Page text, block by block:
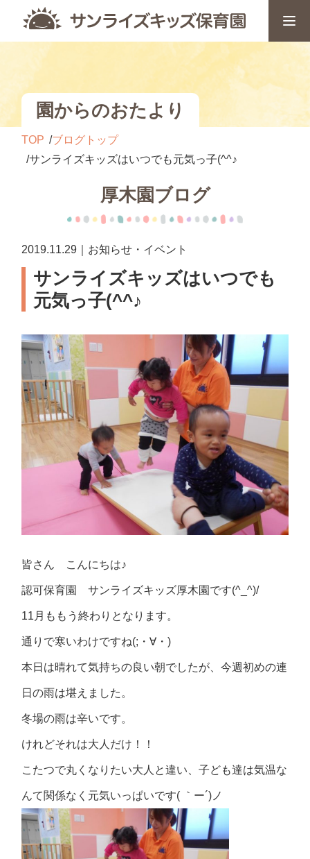
園からのおたより
TOP
ブログトップ
サンライズキッズはいつでも元気っ子(^^♪
厚木園ブログ
2019.11.29｜お知らせ・イベント
サンライズキッズはいつでも
元気っ子(^^♪
皆さん こんにちは♪
認可保育園 サンライズキッズ厚木園です(^_^)/
11月ももう終わりとなります。
通りで寒いわけですね(;・∀・)
本日は晴れて気持ちの良い朝でしたが、今週初めの連
日の雨は堪えました。
冬場の雨は辛いです。
けれどそれは大人だけ！！
こたつで丸くなりたい大人と違い、子ども達は気温な
んて関係なく元気いっぱいです( ｀ー´)ノ